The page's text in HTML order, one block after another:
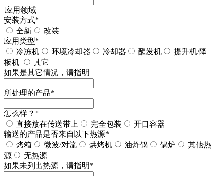
应用领域
安装方式*
全新
改装
应用类型*
冷冻机
环境冷却器 冷却器 醒发机
提升机/降
板机
其它
如果是其它情况，请指明
所处理的产品*
怎么样？ *
直接放在传送带上
完全包装
开口容器
输送的产品是否来自以下热源*
烤箱
微波/对流 烘烤机 油炸锅 锅炉
其他热
源
无热源
如果未列出热源，请指明*